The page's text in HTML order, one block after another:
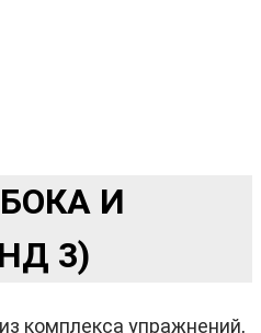
И
3)
комплекса упражнений,